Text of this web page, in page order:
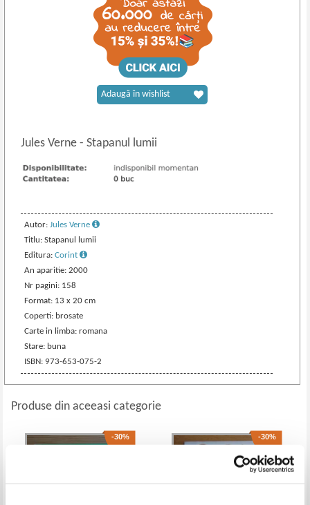
Jules Verne- Stapanul lumii
Autor: Jules Verne
Titlu: Stapanul lumii
Editura:Corint
An aparitie: 2000
Nr pagini: 158
Format: 13 x 20 cm
Coperti: brosate
Carte in limba: romana
Stare: buna
ISBN: 973-653-075-2
Adaugă în wishlist
Produse din aceeasi categorie
-30% -30%